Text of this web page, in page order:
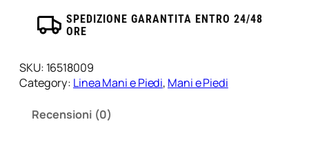
Labor/Me
Menta
SPEDIZIONE GARANTITA ENTRO 24/48
ORE
SKU: 16518009
Category: Linea Mani e Piedi, Mani e Piedi
Recensioni (0)